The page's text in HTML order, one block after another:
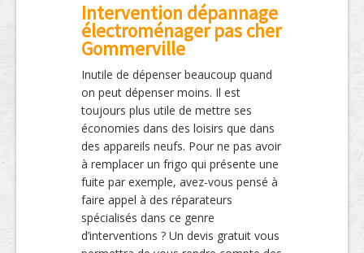
Intervention dépannage
électroménager pas cher
Gommerville
Inutile de dépenser beaucoup quand
on peut dépenser moins. Il est
toujours plus utile de mettre ses
économies dans des loisirs que dans
des appareils neufs. Pour ne pas avoir
à remplacer un frigo qui présente une
fuite par exemple, avez-vous pensé à
faire appel à des réparateurs
spécialisés dans ce genre
d’interventions ? Un devis gratuit vous